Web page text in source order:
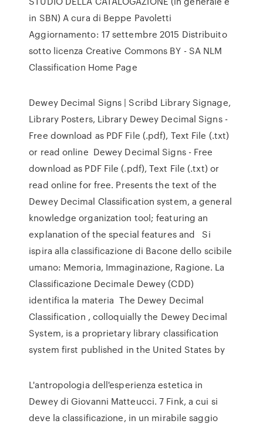
in SBN) A cura di Beppe Pavoletti
Aggiornamento: 17 settembre 2015 Distribuito
sotto licenza Creative Commons BY - SA NLM
Classification Home Page
Dewey Decimal Signs | Scribd Library Signage,
Library Posters, Library Dewey Decimal Signs -
Free download as PDF File (.pdf), Text File (.txt)
or read online Dewey Decimal Signs - Free
download as PDF File (.pdf), Text File (.txt) or
read online for free. Presents the text of the
Dewey Decimal Classification system, a general
knowledge organization tool; featuring an
explanation of the special features and Si
ispira alla classificazione di Bacone dello scibile
umano: Memoria, Immaginazione, Ragione. La
Classificazione Decimale Dewey (CDD)
identifica la materia The Dewey Decimal
Classification , colloquially the Dewey Decimal
System, is a proprietary library classification
system first published in the United States by
L'antropologia dell'esperienza estetica in
Dewey di Giovanni Matteucci. 7 Fink, a cui si
deve la classificazione, in un mirabile saggio